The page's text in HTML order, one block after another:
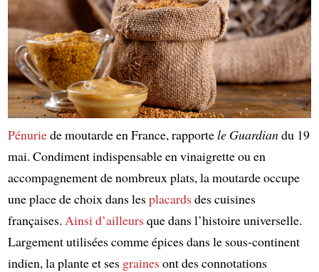
Pénuriede moutarde en France, rapportele Guardiandu 19
mai. Condiment indispensable en vinaigrette ou en
accompagnement de nombreux plats, la moutarde occupe
une place de choix dans lesplacardsdes cuisines
françaises. Ainsid’ailleursque dans l’histoire universelle.
Largement utilisées comme épices dans le sous-continent
indien, la plante et ses grainesont des connotations